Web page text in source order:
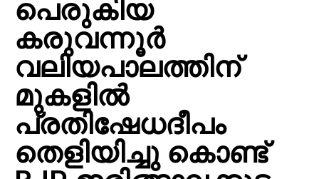
പെരുകിയ
കരുവന്നൂർ
വലിയപാലത്തിന്
മുകളിൽ
പ്രതിഷേധദീപം
തെളിയിച്ചു കൊണ്ട്